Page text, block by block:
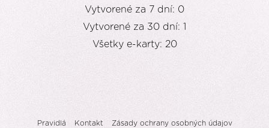
Vytvorené za 7 dní: 0
Vytvorené za 30 dní: 1
Všetky e-karty: 20
Pravidlá Kontakt Zásady ochrany osobných údajov